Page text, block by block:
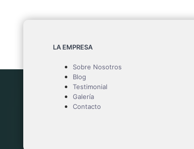
LA EMPRESA
Sobre Nosotros
Blog
Testimonial
Galería
Contacto